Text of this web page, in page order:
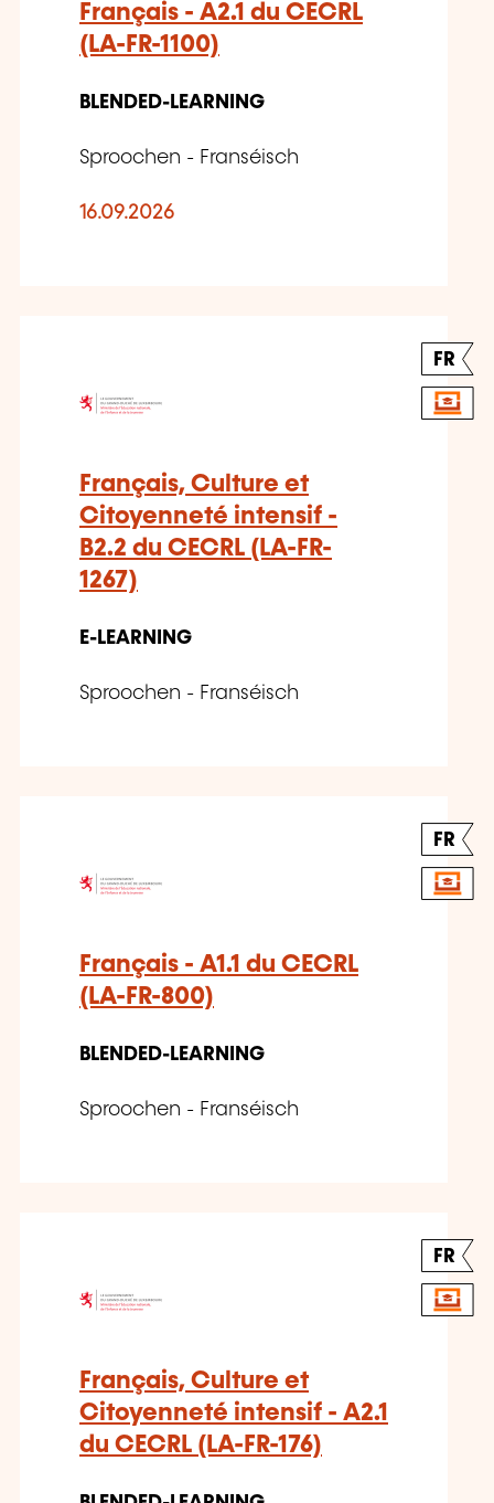
Français - A2.1 du CECRL
(LA-FR-1100)
BLENDED-LEARNING
Sproochen - Franséisch
16.09.2026
FR
Français, Culture et
Citoyenneté intensif -
B2.2 du CECRL (LA-FR-
1267)
E-LEARNING
Sproochen - Franséisch
FR
Français - A1.1 du CECRL
(LA-FR-800)
BLENDED-LEARNING
Sproochen - Franséisch
FR
Français, Culture et
Citoyenneté intensif - A2.1
du CECRL (LA-FR-176)